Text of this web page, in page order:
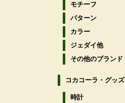
モチーフ
パターン
カラー
ジェダイ他
その他のブランド
コカコーラ・グッズ
時計